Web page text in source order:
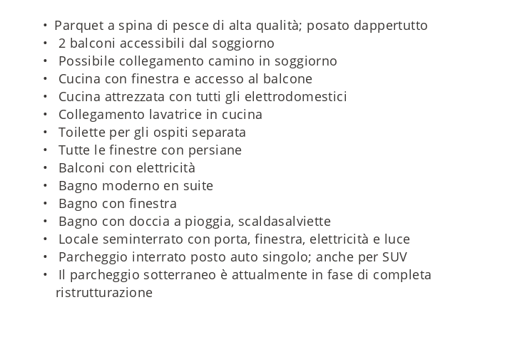
Parquet a spina di pesce di alta qualità; posato dappertutto
2 balconi accessibili dal soggiorno
Possibile collegamento camino in soggiorno
Cucina con finestra e accesso al balcone
Cucina attrezzata con tutti gli elettrodomestici
Collegamento lavatrice in cucina
Toilette per gli ospiti separata
Tutte le finestre con persiane
Balconi con elettricità
Bagno moderno en suite
Bagno con finestra
Bagno con doccia a pioggia, scaldasalviette
Locale seminterrato con porta, finestra, elettricità e luce
Parcheggio interrato posto auto singolo; anche per SUV
Il parcheggio sotterraneo è attualmente in fase di completa
ristrutturazione